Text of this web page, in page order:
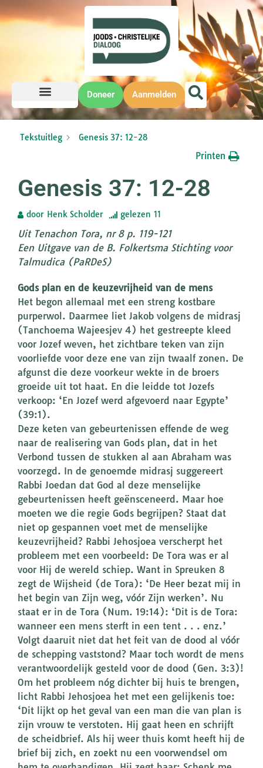
Doneer Aanmelden
Tekstuitleg Genesis 37: 12-28
Printen
Genesis 37: 12-28
door Henk Scholder gelezen 11
Uit Tenachon Tora, nr 8 p. 119-121
Een Uitgave van de B. Folkertsma Stichting voor
Talmudica (PaRDeS)
Gods plan en de keuzevrijheid van de mens
Het begon allemaal met een streng kostbare
purperwol. Daarmee liet Jakob volgens de midrasj
(Tanchoema Wajeesjev 4) het gestreepte kleed
voor Jozef weven, het zichtbare teken van zijn
voorliefde voor deze ene van zijn twaalf zonen. De
afgunst die deze voorkeur wekte in de broers
groeide uit tot haat. En die leidde tot Jozefs
verkoop: ‘En Jozef werd afgevoerd naar Egypte’
(39:1).
Deze keten van gebeurtenissen effende de weg
naar de realisering van Gods plan, dat in het
Verbond tussen de stukken al aan Abraham was
voorzegd. In de genoemde midrasj suggereert
Rabbi Joedan dat God al deze menselijke
gebeurtenissen heeft geënsceneerd. Maar hoe
moeten we die regie Gods begrijpen? Staat dat
niet op gespannen voet met de menselijke
keuzevrijheid? Rabbi Jehosjoea verscherpt het
probleem met een voorbeeld: De Tora was er al
voor Hij de wereld schiep. Want in Spreuken 8
zegt de Wijsheid (de Tora): ‘De Heer bezat mij in
het begin van Zijn weg, vóór Zijn werken’. Nu
staat er in de Tora (Num. 19:14): ‘Dit is de Tora:
wanneer een mens sterft in een tent . . . enz.’
Volgt daaruit niet dat het feit van de dood al vóór
de schepping vaststond? Maar toch wordt de mens
verantwoordelijk gesteld voor de dood (Gen. 3:3)!
Om het probleem nóg dichter bij huis te brengen,
licht Rabbi Jehosjoea het met een gelijkenis toe:
‘Dit lijkt op het geval van een man die van plan is
zijn vrouw te verstoten. Hij gaat heen en schrijft
de scheidbrief. Als hij weer thuis komt heeft hij de
brief bij zich, en zoekt nu een voorwendsel om